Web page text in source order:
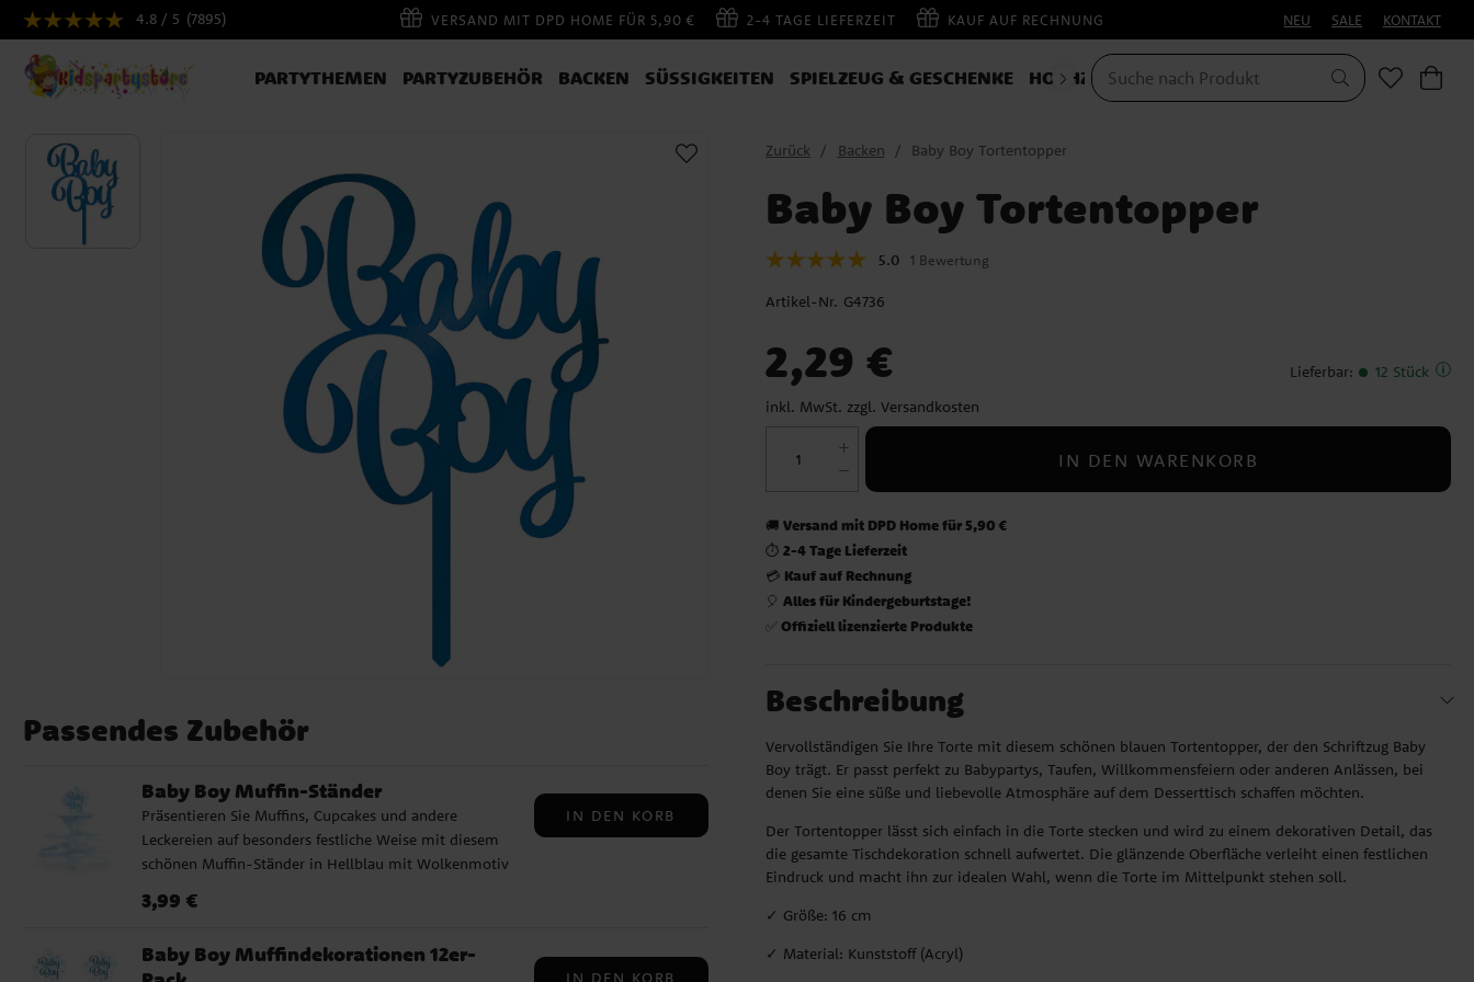
4.8 / 5 (7895) VERSAND MIT DPD HOME FÜR 5,90 € 2-4 TAGE LIEFERZEIT KAUF AUF RECHNUNG NEU SALE KONTAKT
PARTYTHEMEN PARTYZUBEHÖR BACKEN SÜSSIGKEITEN SPIELZEUG & GESCHENKE HOCHZEIT KOSTÜME
Passendes Zubehör
Baby Boy Muffin-Ständer
Präsentieren Sie Muffins, Cupcakes und andere
Leckereien auf besonders festliche Weise mit diesem
schönen Muffin-Ständer in Hellblau mit Wolkenmotiv
Taufen, Willkommensfeiern oder anderen Anlässen, bei
Desserttafel gestalten möchten. Der Muffin-Ständer
Preis: 3,99 €
3,99 €
IN DEN KORB
Baby Boy Muffindekorationen 12er-
IN DEN KORB
Zurück Backen Baby Boy Tortentopper
Baby Boy Tortentopper
5.0 1 Bewertung
Artikel-Nr. G4736
2,29 €
inkl. MwSt. zzgl. Versandkosten
Lieferbar: 12 Stück
IN DEN WARENKORB
🚚Versand mit DPD Home für 5,90 €
⏱️2-4 Tage Lieferzeit
💳 Kauf auf Rechnung
🎈Alles für Kindergeburtstage!
✅Offiziell lizenzierte Produkte
Beschreibung
Vervollständigen Sie Ihre Torte mit diesem schönen blauen Tortentopper, der den Schriftzug Baby
Boy trägt. Er passt perfekt zu Babypartys, Taufen, Willkommensfeiern oder anderen Anlässen, bei
denen Sie eine süße und liebevolle Atmosphäre auf dem Desserttisch schaffen möchten.
Der Tortentopper lässt sich einfach in die Torte stecken und wird zu einem dekorativen Detail, das
die gesamte Tischdekoration schnell aufwertet. Die glänzende Oberfläche verleiht einen festlichen
Eindruck und macht ihn zur idealen Wahl, wenn die Torte im Mittelpunkt stehen soll.
✓ Größe: 16 cm
✓ Material: Kunststoff (Acryl)